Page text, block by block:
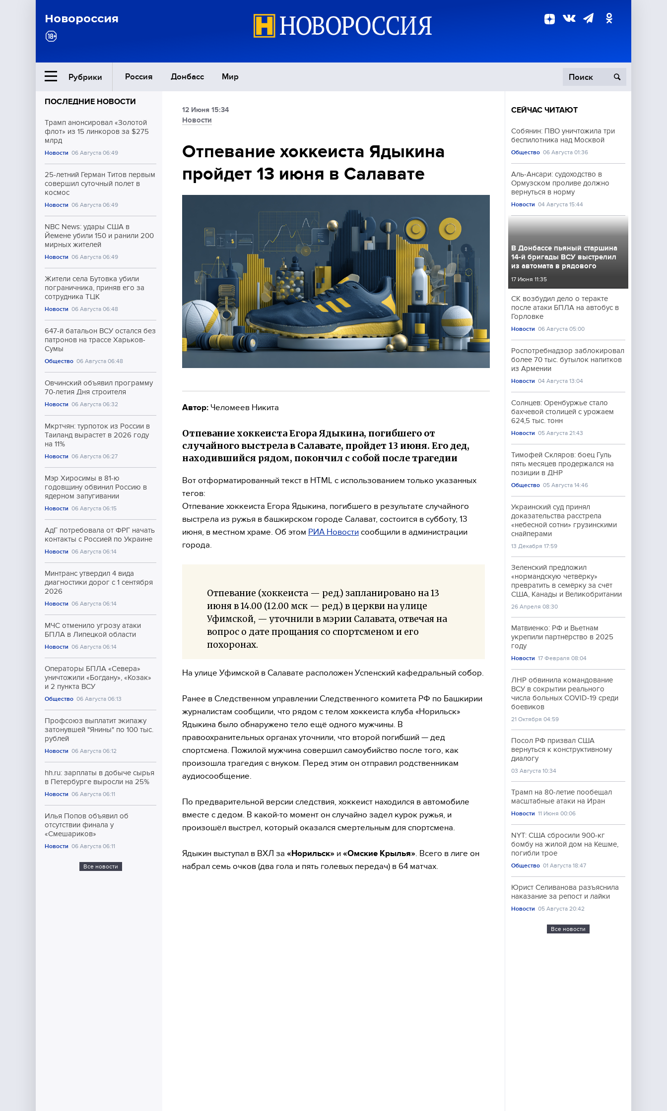
Новороссия
Рубрики Россия Донбасс Мир
Ближний Восток
Общество
Экономика
Происшествия
Культура
Спорт
ПОСЛЕДНИЕ НОВОСТИ
Трамп анонсировал «Золотой
флот» из 15 линкоров за $275
млрд
Новости 06 Августа 06:49
25-летний Герман Титов первым
совершил суточный полет в
космос
Новости 06 Августа 06:49
NBC News: удары США в
Йемене убили 150 и ранили 200
мирных жителей
Новости 06 Августа 06:49
Жители села Бутовка убили
пограничника, приняв его за
сотрудника ТЦК
Новости 06 Августа 06:48
647-й батальон ВСУ остался без
патронов на трассе Харьков-
Сумы
Общество 06 Августа 06:48
Овчинский объявил программу
70-летия Дня строителя
Новости 06 Августа 06:32
Мкртчян: турпоток из России в
Таиланд вырастет в 2026 году
на 11%
Новости 06 Августа 06:27
Мэр Хиросимы в 81-ю
годовщину обвинил Россию в
ядерном запугивании
Новости 06 Августа 06:15
АдГ потребовала от ФРГ начать
контакты с Россией по Украине
Новости 06 Августа 06:14
Минтранс утвердил 4 вида
диагностики дорог с 1 сентября
2026
Новости 06 Августа 06:14
МЧС отменило угрозу атаки
БПЛА в Липецкой области
Новости 06 Августа 06:14
Операторы БПЛА «Севера»
уничтожили «Богдану», «Козак»
и 2 пункта ВСУ
Общество 06 Августа 06:13
Профсоюз выплатит экипажу
затонувшей "Янины" по 100 тыс.
рублей
Новости 06 Августа 06:12
hh.ru: зарплаты в добыче сырья
в Петербурге выросли на 25%
Новости 06 Августа 06:11
Илья Попов объявил об
отсутствии финала у
«Смешариков»
Новости 06 Августа 06:11
Все новости
12 Июня 15:34
Новости
Отпевание хоккеиста Ядыкина
пройдет 13 июня в Салавате
Автор: Челомеев Никита
Отпевание хоккеиста Егора Ядыкина, погибшего от
случайного выстрела в Салавате, пройдет 13 июня. Его дед,
находившийся рядом, покончил с собой после трагедии
Вот отформатированный текст в HTML с использованием только указанных
тегов:
Отпевание хоккеиста Егора Ядыкина, погибшего в результате случайного
выстрела из ружья в башкирском городе Салават, состоится в субботу, 13
июня, в местном храме. Об этом РИА Новости сообщили в администрации
города.
Отпевание (хоккеиста — ред.) запланировано на 13
июня в 14.00 (12.00 мск — ред.) в церкви на улице
Уфимской, — уточнили в мэрии Салавата, отвечая на
вопрос о дате прощания со спортсменом и его
похоронах.
На улице Уфимской в Салавате расположен Успенский кафедральный собор.
Ранее в Следственном управлении Следственного комитета РФ по Башкирии
журналистам сообщили, что рядом с телом хоккеиста клуба «Норильск»
Ядыкина было обнаружено тело ещё одного мужчины. В
правоохранительных органах уточнили, что второй погибший — дед
спортсмена. Пожилой мужчина совершил самоубийство после того, как
произошла трагедия с внуком. Перед этим он отправил родственникам
аудиосообщение.
По предварительной версии следствия, хоккеист находился в автомобиле
вместе с дедом. В какой-то момент он случайно задел курок ружья, и
произошёл выстрел, который оказался смертельным для спортсмена.
Ядыкин выступал в ВХЛ за «Норильск» и «Омские Крылья» . Всего в лиге он
набрал семь очков (два гола и пять голевых передач) в 64 матчах.
СЕЙЧАС ЧИТАЮТ
Собянин: ПВО уничтожила три
беспилотника над Москвой
Общество 06 Августа 01:36
Аль-Ансари: судоходство в
Ормузском проливе должно
вернуться в норму
Новости 04 Августа 15:44
В Донбассе пьяный старшина
14-й бригады ВСУ выстрелил
из автомата в рядового
17 Июня 11:35
СК возбудил дело о теракте
после атаки БПЛА на автобус в
Горловке
Новости 06 Августа 05:00
Роспотребнадзор заблокировал
более 70 тыс. бутылок напитков
из Армении
Новости 04 Августа 13:04
Солнцев: Оренбуржье стало
бахчевой столицей с урожаем
624,5 тыс. тонн
Новости 05 Августа 21:43
Тимофей Скляров: боец Гуль
пять месяцев продержался на
позиции в ДНР
Общество 05 Августа 14:46
Украинский суд принял
доказательства расстрела
«небесной сотни» грузинскими
снайперами
13 Декабря 17:59
Зеленский предложил
«нормандскую четвёрку»
превратить в семёрку за счёт
США, Канады и Великобритании
26 Апреля 08:30
Матвиенко: РФ и Вьетнам
укрепили партнёрство в 2025
году
Новости 17 Февраля 08:04
ЛНР обвинила командование
ВСУ в сокрытии реального
числа больных COVID-19 среди
боевиков
21 Октября 04:59
Посол РФ призвал США
вернуться к конструктивному
диалогу
03 Августа 10:34
Трамп на 80-летие пообещал
масштабные атаки на Иран
Новости 11 Июня 00:06
NYT: США сбросили 900-кг
бомбу на жилой дом на Кешме,
погибли трое
Общество 01 Августа 18:47
Юрист Селиванова разъяснила
наказание за репост и лайки
Новости 05 Августа 20:42
Все новости